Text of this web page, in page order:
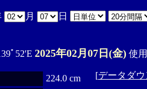
月 日
ﾟ52'E 2025年02月07日(金) 使
224.0 cm
[データダ